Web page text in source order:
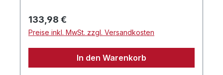
Regulärer Preis:
133,98 €
Preise inkl. MwSt. zzgl. Versandkosten
In den Warenkorb